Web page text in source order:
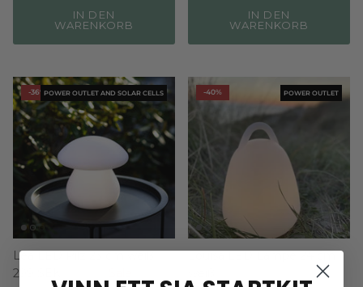
IN DEN
WARENKORB
IN DEN
WARENKORB
POWER OUTLET AND SOLAR CELLS
-36%
Lea LED Pilz 23 cm weiß
299 SEK
POWER OUTLET
-40%
Louisa LED Lampe 24 cm